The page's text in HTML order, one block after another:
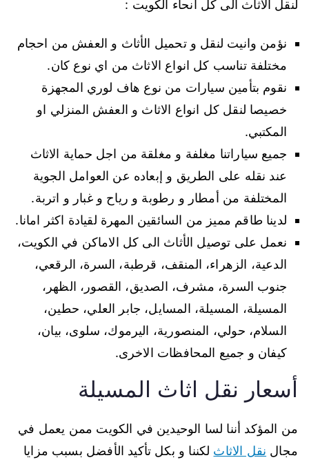
لنقل الاثاث الى كل انحاء الكويت :
نؤمن وانيت لنقل و تحميل الأثاث و العفش من احجام
مختلفة تناسب كل انواع الاثاث من اي نوع كان.
نقوم بتأمين سيارات من نوع هاف لوري المجهزة
خصيصا لنقل كل انواع الاثاث و العفش المنزلي او
المكتبي.
جميع سياراتنا مغلفة و مغلقة من اجل حماية الاثاث
عند نقله على الطريق و إبعاده عن العوامل الجوية
المختلفة من أمطار و رطوبة و رياح و غبار و اتربة.
لدينا طاقم مميز من السائقين المهرة لقيادة اكثر امانا.
نعمل على توصيل الأثاث الى كل الاماكن في الكويت،
الدعية، الزهراء، المنقف، قرطبة، السرة، الرقعي،
جنوب السرة، مشرف، الصديق، القصور، الظهر،
المسيلة، المسيلة، المسايل، جابر العلي، حطين،
السلام، حولي، المنصورية، اليرموك، سلوى، بيان،
كيفان و جميع المحافظات الاخرى.
أسعار نقل اثاث المسيلة
من المؤكد أننا لسا الوحيدين في الكويت ممن يعمل في
مجال نقل الاثاث لكننا و بكل تأكيد الأفضل بسبب مزايا